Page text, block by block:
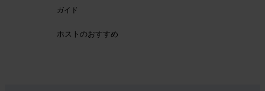
ガイド
ホストのおすすめ